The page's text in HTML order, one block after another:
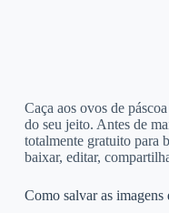
Caça aos ovos de
do seu jeito. Antes de
totalmente gratuito para
baixar, editar,
Como salvar as imagens